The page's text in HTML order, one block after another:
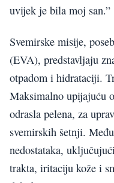
uvijek je bila moj san.”
Svemirske misije,
(EVA), predstavljaju
otpadom i hidrataciji.
Maksimalno upijajuću
odrasla pelena, za
svemirskih šetnji.
nedostataka,
trakta, iritaciju kože i